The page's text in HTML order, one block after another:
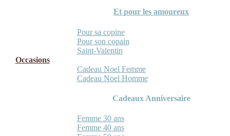
Et pour les amoureux
Pour sa copine
Pour son copain
Saint-Valentin
Occasions
Cadeau Noel Femme
Cadeau Noel Homme
Cadeaux Anniversaire
Femme 30 ans
Femme 40 ans